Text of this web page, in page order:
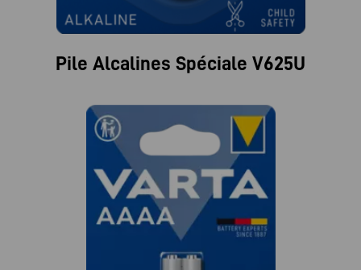
Pile Alcalines Spéciale V625U